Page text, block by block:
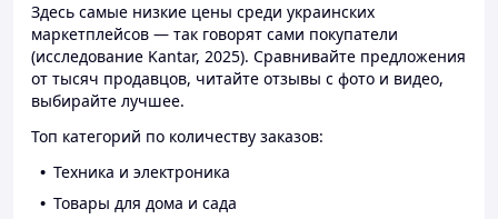
Здесь самые низкие цены среди украинских
маркетплейсов — так говорят сами покупатели
(исследование Kantar, 2025). Сравнивайте предложения
от тысяч продавцов, читайте отзывы с фото и видео,
выбирайте лучшее.
Топ категорий по количеству заказов:
Техника и электроника
Товары для дома и сада